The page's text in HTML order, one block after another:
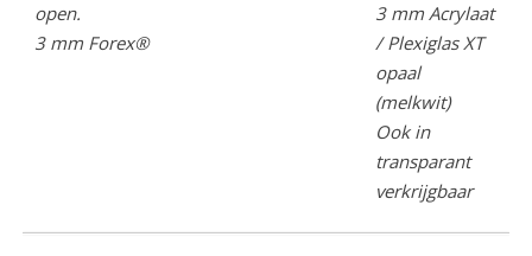
open.
3 mm Forex®
3 mm Acrylaat
/ Plexiglas XT
opaal
(melkwit)
Ook in
transparant
verkrijgbaar